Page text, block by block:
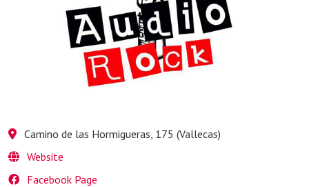
Camino de las Hormigueras, 175 (Vallecas)
Website
Facebook Page